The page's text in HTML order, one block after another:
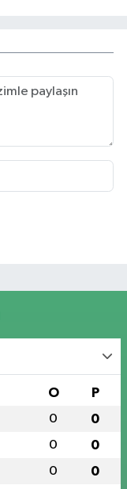
O P
0 0
0 0
0 0